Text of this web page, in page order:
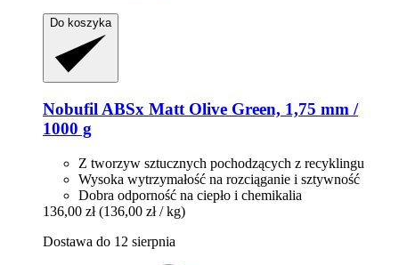
Do koszyka
Nobufil ABSx Matt Olive Green, 1,75 mm /
1000 g
Z tworzyw sztucznych pochodzących z recyklingu
Wysoka wytrzymałość na rozciąganie i sztywność
Dobra odporność na ciepło i chemikalia
136,00 zł (136,00 zł / kg)
Dostawa do 12 sierpnia